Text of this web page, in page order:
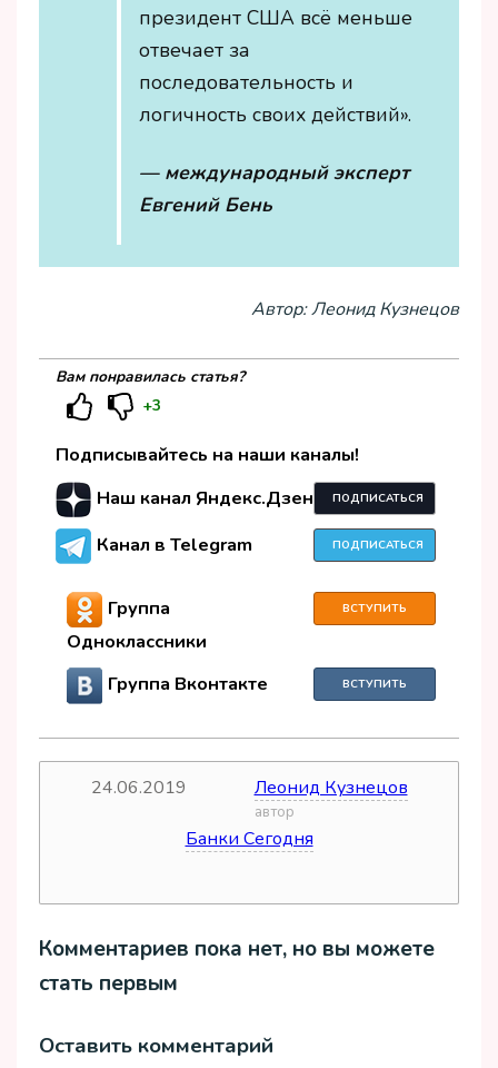
президент США всё меньше
отвечает за
последовательность и
логичность своих действий».
— международный эксперт
Евгений Бень
Автор: Леонид Кузнецов
Вам понравилась статья?
+3
Подписывайтесь на наши каналы!
Наш канал Яндекс.Дзен
ПОДПИСАТЬСЯ
Канал в Telegram ПОДПИСАТЬСЯ
Группа
Одноклассники
ВСТУПИТЬ
Группа Вконтакте ВСТУПИТЬ
24.06.2019
автор
Леонид Кузнецов
Банки Сегодня
Комментариев пока нет, но вы можете
стать первым
Оставить комментарий